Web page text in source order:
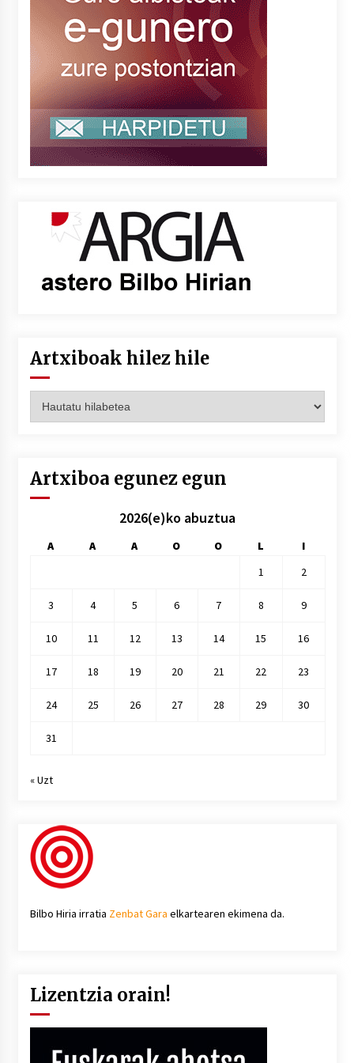
Artxiboak hilez hile
hilez
Artxiboa egunez egun
2026(e)ko abuztua
A A A O O L
I
1
2
3 4 5 6 7 8 9
10 11 12 13 14 15 16
17 18 19 20 21 22 23
24 25 26 27 28 29 30
31
« Uzt
Bilbo Hiria irratia Zenbat Gara elkartearen ekimena da.
Lizentzia orain!